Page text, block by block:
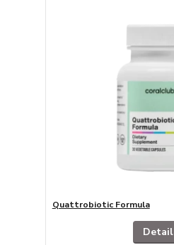
Quattrobiotic Formula
Detail